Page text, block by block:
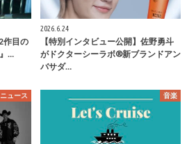
作目の
…
2026.6.24
【特別インタビュー公開】佐野勇斗
がドクターシーラボ®新ブランドアン
バサダ…
ニュース 音楽